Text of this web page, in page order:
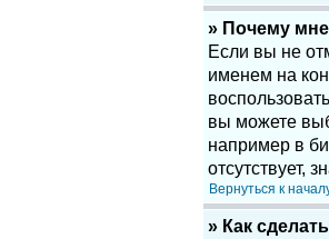
» Почему
Если вы не
именем на
вы можете
например в
отсутствует,
Вернуться к
» Как